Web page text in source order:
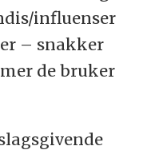
influenser
– snakker
de bruker